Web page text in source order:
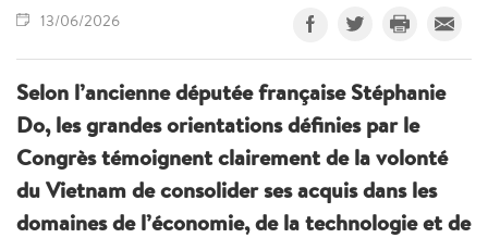
13/06/2026
Selon l’ancienne députée française Stéphanie
Do, les grandes orientations définies par le
Congrès témoignent clairement de la volonté
du Vietnam de consolider ses acquis dans les
domaines de l’économie, de la technologie et de